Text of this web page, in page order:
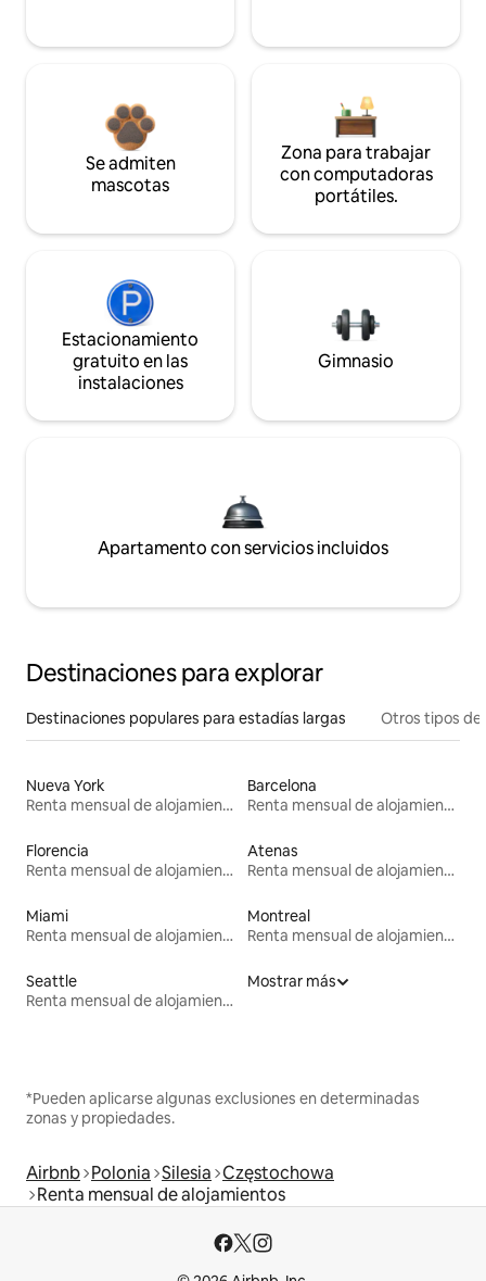
Se admiten
mascotas
Zona para trabajar
con computadoras
portátiles.
Estacionamiento
gratuito en las
instalaciones
Gimnasio
Apartamento con servicios incluidos
Destinaciones para explorar
Destinaciones populares para estadías largas Otros tipos de
Nueva York
Renta mensual de alojamientos
Barcelona
Renta mensual de alojamientos
Florencia
Renta mensual de alojamientos
Atenas
Renta mensual de alojamientos
Miami
Renta mensual de alojamientos
Montreal
Renta mensual de alojamientos
Seattle
Renta mensual de alojamientos
Mostrar más
*Pueden aplicarse algunas exclusiones en determinadas
zonas y propiedades.
Airbnb Polonia Silesia Częstochowa
Renta mensual de alojamientos